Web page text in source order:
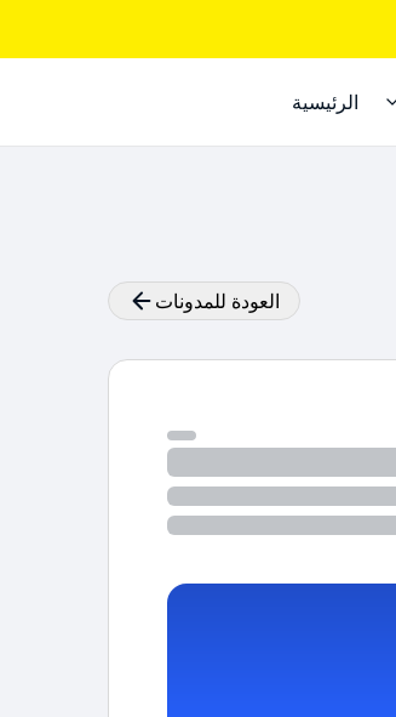
الرئيسية
العودة للمدونات